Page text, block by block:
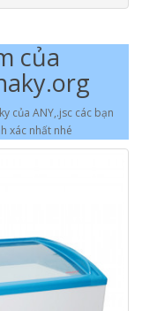
của
của ANY,.jsc các bạn
xác nhất nhé